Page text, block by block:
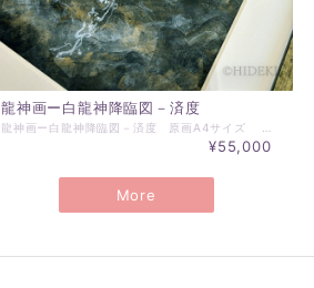
龍神画ー白龍神降臨図－済度
¥55,000
More